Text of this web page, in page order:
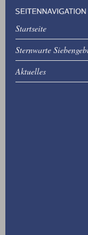
Startseite
Sternwarte
Aktuelles